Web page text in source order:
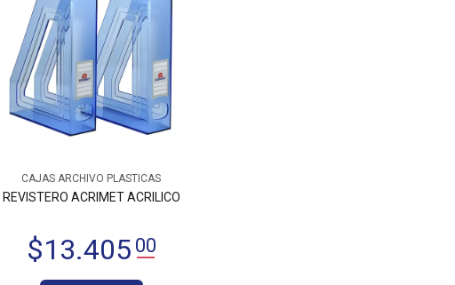
CAJAS ARCHIVO PLASTICAS
REVISTERO ACRIMET ACRILICO